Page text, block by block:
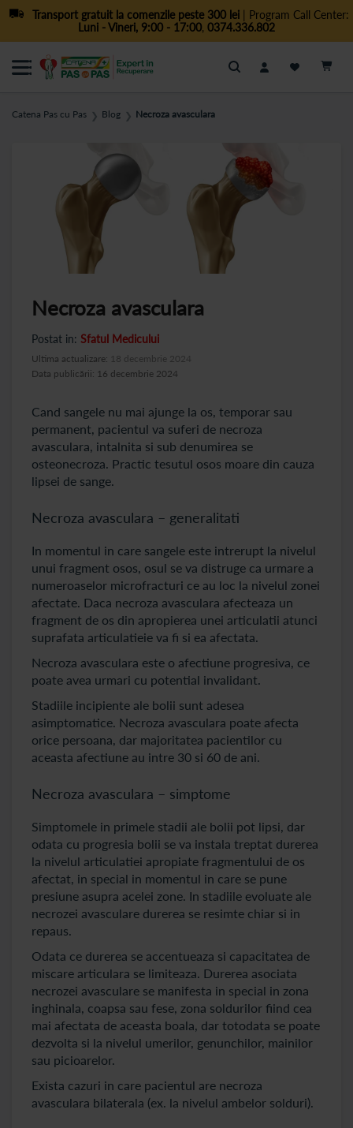
Transport gratuit la comenzile peste 300 lei| Program Call Center:
Luni - Vineri, 9:00 - 17:00, 0374.336.802
Cautare
Catena Pas cu Pas ❯ Blog ❯ Necroza avasculara
Necroza avasculara
Postat in: Sfatul Medicului
Data publicării: 16 decembrie 2024
Ultima actualizare: 18 decembrie 2024
Cand sangele nu mai ajunge la os, temporar sau
permanent, pacientul va suferi de necroza
avasculara, intalnita si sub denumirea se
osteonecroza. Practic tesutul osos moare din cauza
lipsei de sange.
Necroza avasculara – generalitati
In momentul in care sangele este intrerupt la nivelul
unui fragment osos, osul se va distruge ca urmare a
numeroaselor microfracturi ce au loc la nivelul zonei
afectate. Daca necroza avasculara afecteaza un
fragment de os din apropierea unei articulatii atunci
suprafata articulatieie va fi si ea afectata.
Necroza avasculara este o afectiune progresiva, ce
poate avea urmari cu potential invalidant.
Stadiile incipiente ale bolii sunt adesea
asimptomatice. Necroza avasculara poate afecta
orice persoana, dar majoritatea pacientilor cu
aceasta afectiune au intre 30 si 60 de ani.
Necroza avasculara – simptome
Simptomele in primele stadii ale bolii pot lipsi, dar
odata cu progresia bolii se va instala treptat durerea
la nivelul articulatiei apropiate fragmentului de os
afectat, in special in momentul in care se pune
presiune asupra acelei zone. In stadiile evoluate ale
necrozei avasculare durerea se resimte chiar si in
repaus.
Odata ce durerea se accentueaza si capacitatea de
miscare articulara se limiteaza. Durerea asociata
necrozei avasculare se manifesta in special in zona
inghinala, coapsa sau fese, zona soldurilor fiind cea
mai afectata de aceasta boala, dar totodata se poate
dezvolta si la nivelul umerilor, genunchilor, mainilor
sau picioarelor.
Exista cazuri in care pacientul are necroza
avasculara bilaterala (ex. la nivelul ambelor solduri).